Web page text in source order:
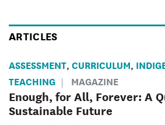
ARTICLES
ASSESSMENT, CURRICULUM,
TEACHING MAGAZINE
Enough, for All, Forever: A
Sustainable Future